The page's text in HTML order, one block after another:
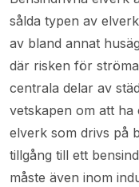
sålda typen av
av bland annat
där risken för
centrala delar av
vetskapen om att ha
elverk som drivs på
tillgång till ett
måste även inom